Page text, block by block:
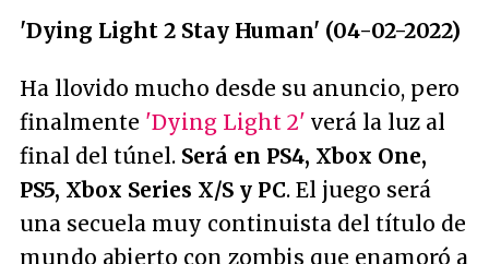
'Dying Light 2 Stay Human' (04-02-2022)
Ha llovido mucho desde su anuncio, pero
finalmente 'Dying Light 2' verá la luz al
final del túnel. Será en PS4, Xbox One,
PS5, Xbox Series X/S y PC. El juego será
una secuela muy continuista del título de
mundo abierto con zombis que enamoró a